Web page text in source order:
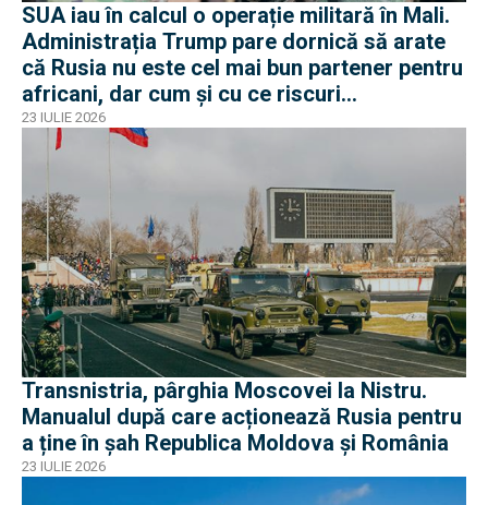
SUA iau în calcul o operație militară în Mali.
Administrația Trump pare dornică să arate
că Rusia nu este cel mai bun partener pentru
africani, dar cum și cu ce riscuri
operaționale?
23 IULIE 2026
Transnistria, pârghia Moscovei la Nistru.
Manualul după care acționează Rusia pentru
a ține în șah Republica Moldova și România
23 IULIE 2026